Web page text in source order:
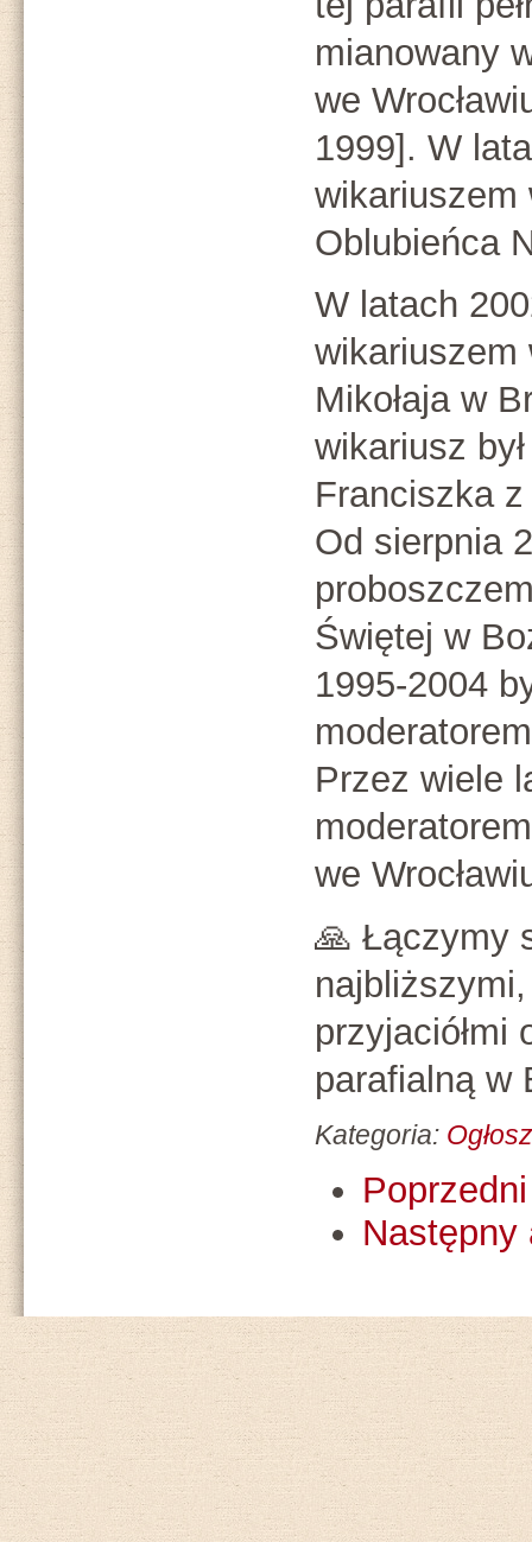
mianowany
we
1999]. W
wikariuszem
Oblubieńca
W latach
wikariuszem
Mikołaja w
wikariusz
Franciszka
Od sierpnia
Świętej w
1995-2004
Przez wiele
we
🙏 Łączymy
przyjaciółmi
parafialną w
Kategoria:
Następny